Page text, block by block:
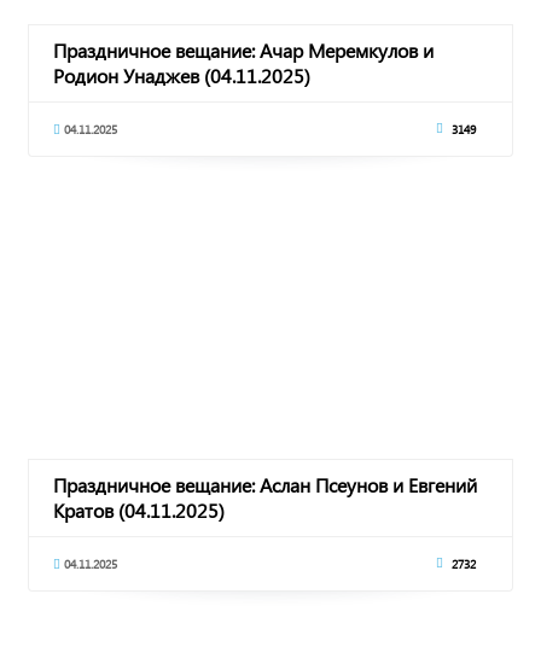
Праздничное вещание: Ачар Меремкулов и
Родион Унаджев (04.11.2025)
04.11.2025 3149
Праздничное вещание: Аслан Псеунов и Евгений
Кратов (04.11.2025)
04.11.2025 2732